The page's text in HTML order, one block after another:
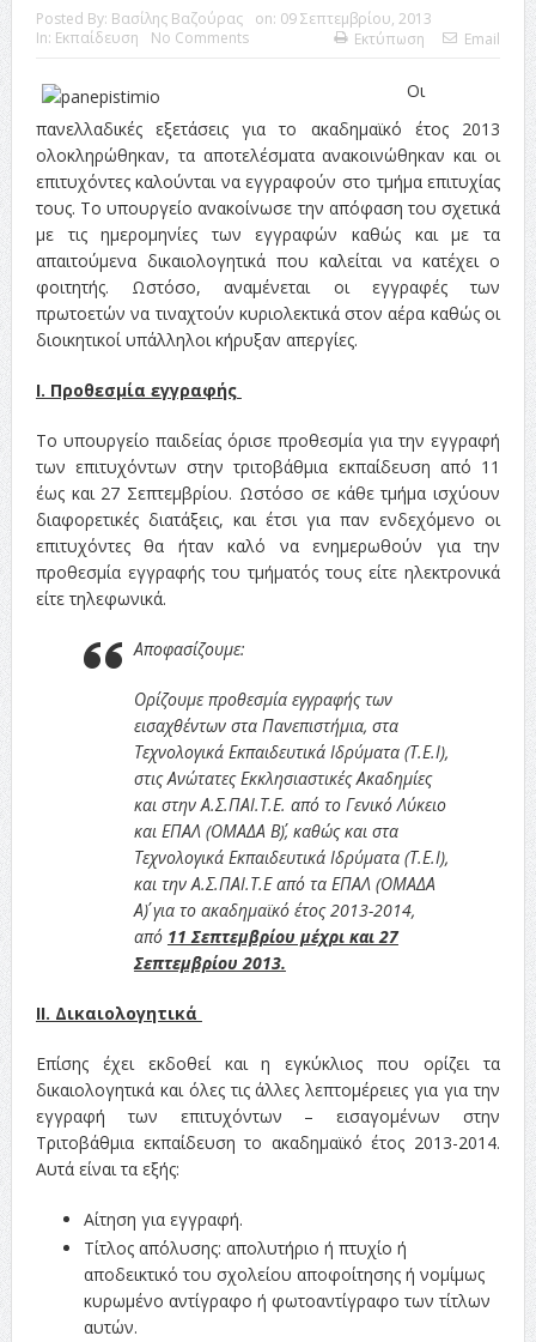
Posted By: Βασίλης Βαζούρας on: 09 Σεπτεμβρίου, 2013
In: Εκπαίδευση No Comments Εκτύπωση Email
Οι
πανελλαδικές εξετάσεις για το ακαδημαϊκό έτος 2013
ολοκληρώθηκαν, τα αποτελέσματα ανακοινώθηκαν και οι
επιτυχόντες καλούνται να εγγραφούν στο τμήμα επιτυχίας
τους. Το υπουργείο ανακοίνωσε την απόφαση του σχετικά
με τις ημερομηνίες των εγγραφών καθώς και με τα
απαιτούμενα δικαιολογητικά που καλείται να κατέχει ο
φοιτητής. Ωστόσο, αναμένεται οι εγγραφές των
πρωτοετών να τιναχτούν κυριολεκτικά στον αέρα καθώς οι
διοικητικοί υπάλληλοι κήρυξαν απεργίες.
Ι. Προθεσμία εγγραφής
Το υπουργείο παιδείας όρισε προθεσμία για την εγγραφή
των επιτυχόντων στην τριτοβάθμια εκπαίδευση από 11
έως και 27 Σεπτεμβρίου. Ωστόσο σε κάθε τμήμα ισχύουν
διαφορετικές διατάξεις, και έτσι για παν ενδεχόμενο οι
επιτυχόντες θα ήταν καλό να ενημερωθούν για την
προθεσμία εγγραφής του τμήματός τους είτε ηλεκτρονικά
είτε τηλεφωνικά.
Αποφασίζουμε:
Ορίζουμε προθεσμία εγγραφής των
εισαχθέντων στα Πανεπιστήμια, στα
Τεχνολογικά Εκπαιδευτικά Ιδρύματα (Τ.Ε.Ι),
στις Ανώτατες Εκκλησιαστικές Ακαδημίες
και στην Α.Σ.ΠΑΙ.Τ.Ε. από το Γενικό Λύκειο
και ΕΠΑΛ (ΟΜΑΔΑ Β΄), καθώς και στα
Τεχνολογικά Εκπαιδευτικά Ιδρύματα (Τ.Ε.Ι),
και την Α.Σ.ΠΑΙ.Τ.Ε από τα ΕΠΑΛ (ΟΜΑΔΑ
Α΄) για το ακαδημαϊκό έτος 2013-2014,
από 11 Σεπτεμβρίου μέχρι και 27
Σεπτεμβρίου 2013.
ΙΙ. Δικαιολογητικά
Επίσης έχει εκδοθεί και η εγκύκλιος που ορίζει τα
δικαιολογητικά και όλες τις άλλες λεπτομέρειες για για την
εγγραφή των επιτυχόντων – εισαγομένων στην
Τριτοβάθμια εκπαίδευση το ακαδημαϊκό έτος 2013-2014.
Αυτά είναι τα εξής:
Αίτηση για εγγραφή.
Τίτλος απόλυσης: απολυτήριο ή πτυχίο ή
αποδεικτικό του σχολείου αποφοίτησης ή νομίμως
κυρωμένο αντίγραφο ή φωτοαντίγραφο των τίτλων
αυτών.